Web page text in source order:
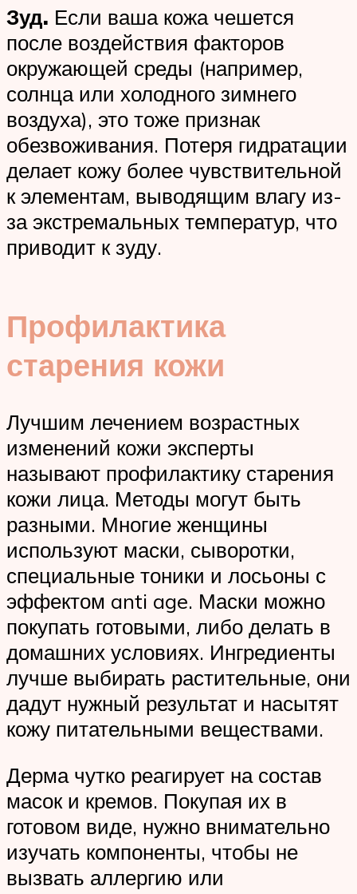
Зуд. Если ваша кожа чешется
после воздействия факторов
окружающей среды (например,
солнца или холодного зимнего
воздуха), это тоже признак
обезвоживания. Потеря гидратации
делает кожу более чувствительной
к элементам, выводящим влагу из-
за экстремальных температур, что
приводит к зуду.
Профилактика
старения кожи
Лучшим лечением возрастных
изменений кожи эксперты
называют профилактику старения
кожи лица. Методы могут быть
разными. Многие женщины
используют маски, сыворотки,
специальные тоники и лосьоны с
эффектом anti age. Маски можно
покупать готовыми, либо делать в
домашних условиях. Ингредиенты
лучше выбирать растительные, они
дадут нужный результат и насытят
кожу питательными веществами.
Дерма чутко реагирует на состав
масок и кремов. Покупая их в
готовом виде, нужно внимательно
изучать компоненты, чтобы не
вызвать аллергию или